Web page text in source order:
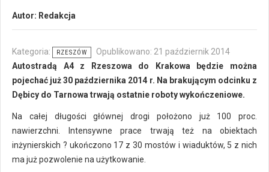
Autor: Redakcja
Kategoria: RZESZÓW
Opublikowano: 21 październik 2014
Autostradą A4 z Rzeszowa do Krakowa będzie można
pojechać już 30 października 2014 r. Na brakującym odcinku z
Dębicy do Tarnowa trwają ostatnie roboty wykończeniowe.
Na całej długości głównej drogi położono już 100 proc.
nawierzchni. Intensywne prace trwają też na obiektach
inżynierskich ? ukończono 17 z 30 mostów i wiaduktów, 5 z nich
ma już pozwolenie na użytkowanie.